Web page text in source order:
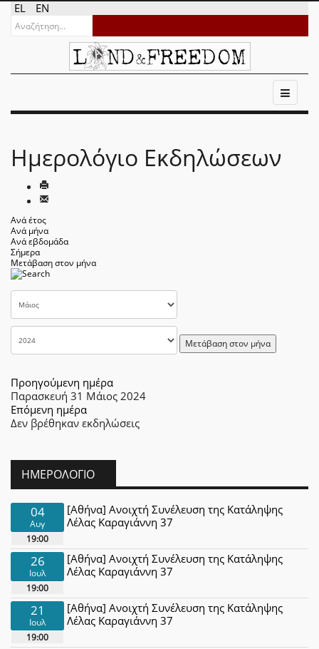
EL EN
Ημερολόγιο Εκδηλώσεων
Ανά έτος
Ανά μήνα
Ανά εβδομάδα
Σήμερα
Μετάβαση στον μήνα
Μετάβαση στον μήνα
Προηγούμενη ημέρα
Παρασκευή 31 Μάιος 2024
Επόμενη ημέρα
Δεν βρέθηκαν εκδηλώσεις
ΗΜΕΡΟΛΌΓΙΟ
04
Αυγ
19:00
[Αθήνα] Ανοιχτή Συνέλευση της Κατάληψης
Λέλας Καραγιάννη 37
26
Ιουλ
19:00
[Αθήνα] Ανοιχτή Συνέλευση της Κατάληψης
Λέλας Καραγιάννη 37
21
Ιουλ
19:00
[Αθήνα] Ανοιχτή Συνέλευση της Κατάληψης
Λέλας Καραγιάννη 37